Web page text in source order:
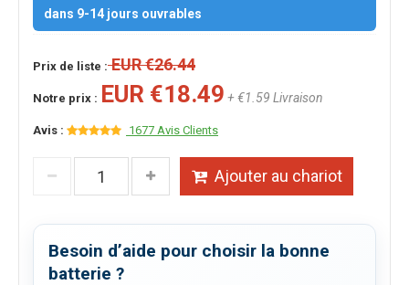
dans 9-14 jours ouvrables
Prix de liste :EUR €26.44
Notre prix : EUR €18.49 + €1.59 Livraison
Avis : 1677 Avis Clients
Ajouter au chariot
Besoin d’aide pour choisir la bonne
batterie ?